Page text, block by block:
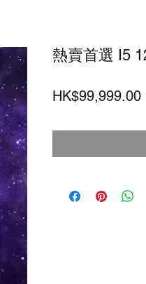
熱賣首選 I5
HK$99,999.00價